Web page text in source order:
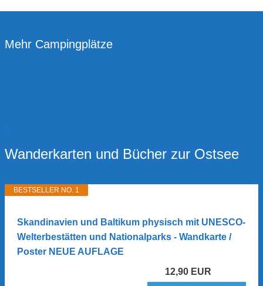
Mehr Campingplätze
.
Wanderkarten und Bücher zur Ostsee
BESTSELLER NO. 1
Skandinavien und Baltikum physisch mit UNESCO-
Welterbestätten und Nationalparks - Wandkarte /
Poster NEUE AUFLAGE
12,90 EUR